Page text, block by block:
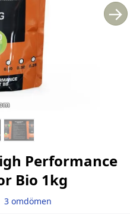
→
Performance
Bio 1kg
3 omdömen